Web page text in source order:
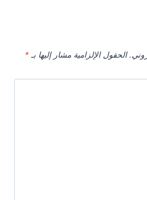
الحقول الإلزامية مشار إليها بـ *